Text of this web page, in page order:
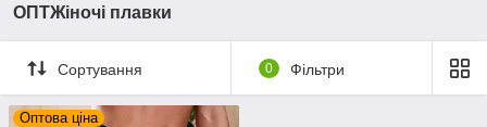
ОПТЖіночі плавки
Сортування 0 Фільтри
Оптова ціна